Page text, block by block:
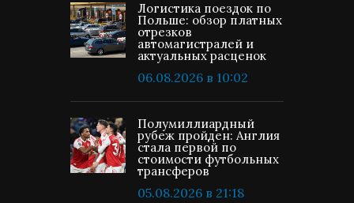
Логистика поездок по
Польше: обзор платных
отрезков
автомагистралей и
актуальных расценок
06.08.2026 в 10:02
Полумиллиардный
рубеж пройден: Англия
стала первой по
стоимости футбольных
трансферов
05.08.2026 в 21:18